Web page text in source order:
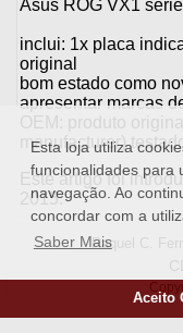
Esta loja utiliza
funcionalidades para
navegação. Ao
concordar com a
Saber Mais
Aceito
Asus ROG VX1
inclui: 1x placa
original
bom estado como
apresentar marcas
OEM: produto
manufacturer)
Este artigo foi
2015.
Raquel C.